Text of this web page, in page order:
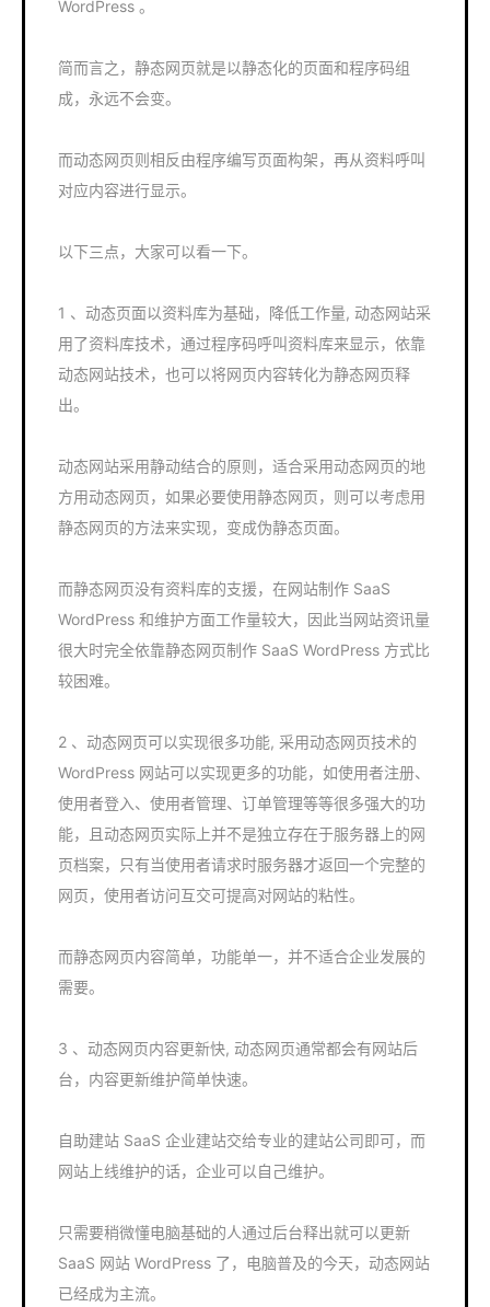
WordPress 。
简而言之，静态网页就是以静态化的页面和程序码组
成，永远不会变。
而动态网页则相反由程序编写页面构架，再从资料呼叫
对应内容进行显示。
以下三点，大家可以看一下。
1 、动态页面以资料库为基础，降低工作量, 动态网站采
用了资料库技术，通过程序码呼叫资料库来显示，依靠
动态网站技术，也可以将网页内容转化为静态网页释
出。
动态网站采用静动结合的原则，适合采用动态网页的地
方用动态网页，如果必要使用静态网页，则可以考虑用
静态网页的方法来实现，变成伪静态页面。
而静态网页没有资料库的支援，在网站制作 SaaS
WordPress 和维护方面工作量较大，因此当网站资讯量
很大时完全依靠静态网页制作 SaaS WordPress 方式比
较困难。
2 、动态网页可以实现很多功能, 采用动态网页技术的
WordPress 网站可以实现更多的功能，如使用者注册、
使用者登入、使用者管理、订单管理等等很多强大的功
能，且动态网页实际上并不是独立存在于服务器上的网
页档案，只有当使用者请求时服务器才返回一个完整的
网页，使用者访问互交可提高对网站的粘性。
而静态网页内容简单，功能单一，并不适合企业发展的
需要。
3 、动态网页内容更新快, 动态网页通常都会有网站后
台，内容更新维护简单快速。
自助建站 SaaS 企业建站交给专业的建站公司即可，而
网站上线维护的话，企业可以自己维护。
只需要稍微懂电脑基础的人通过后台释出就可以更新
SaaS 网站 WordPress 了，电脑普及的今天，动态网站
已经成为主流。